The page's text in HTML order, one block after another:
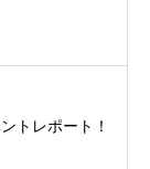
トレポート！